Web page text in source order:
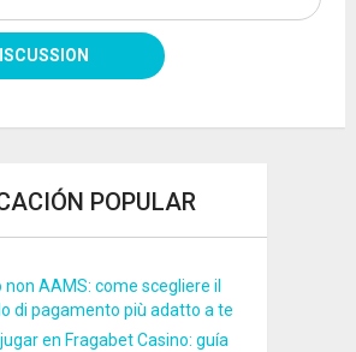
POPULAR
non AAMS: come scegliere il
di pagamento più adatto a te
en Fragabet Casino: guía